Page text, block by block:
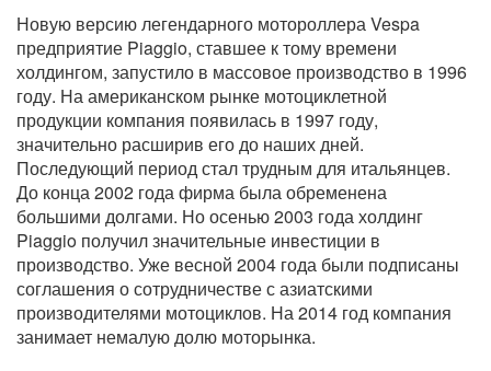
Новую версию легендарного мотороллера Vespa
предприятие Piaggio, ставшее к тому времени
холдингом, запустило в массовое производство в 1996
году. На американском рынке мотоциклетной
продукции компания появилась в 1997 году,
значительно расширив его до наших дней.
Последующий период стал трудным для итальянцев.
До конца 2002 года фирма была обременена
большими долгами. Но осенью 2003 года холдинг
Piaggio получил значительные инвестиции в
производство. Уже весной 2004 года были подписаны
соглашения о сотрудничестве с азиатскими
производителями мотоциклов. На 2014 год компания
занимает немалую долю моторынка.